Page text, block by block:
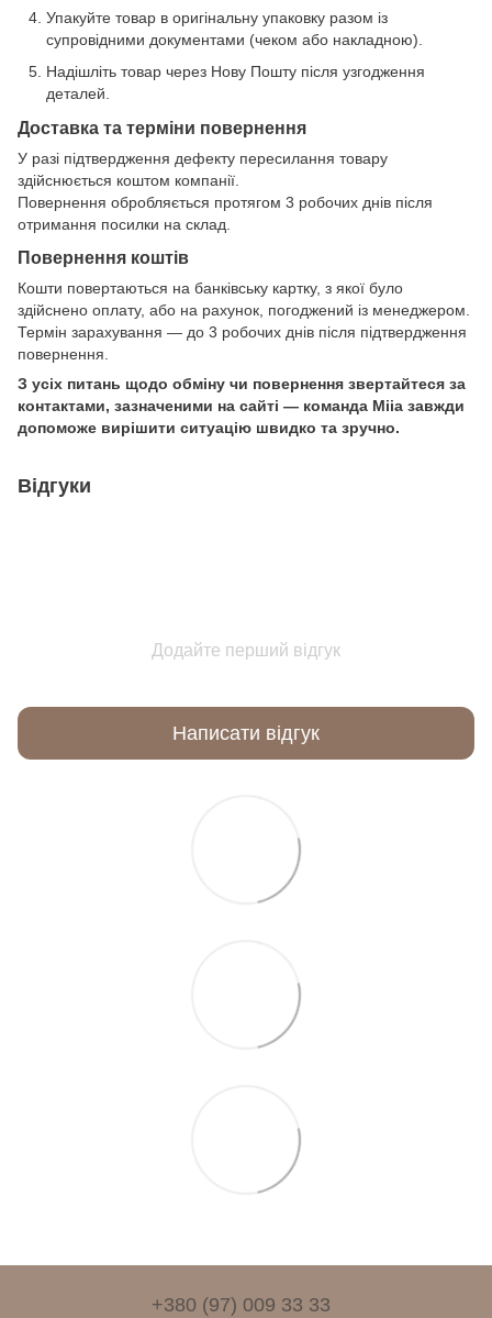
Упакуйте товар в оригінальну упаковку разом із
супровідними документами (чеком або накладною).
Надішліть товар через Нову Пошту після узгодження
деталей.
Доставка та терміни повернення
У разі підтвердження дефекту пересилання товару
здійснюється коштом компанії.
Повернення обробляється протягом 3 робочих днів після
отримання посилки на склад.
Повернення коштів
Кошти повертаються на банківську картку, з якої було
здійснено оплату, або на рахунок, погоджений із менеджером.
Термін зарахування — до 3 робочих днів після підтвердження
повернення.
З усіх питань щодо обміну чи повернення звертайтеся за
контактами, зазначеними на сайті — команда Miia завжди
допоможе вирішити ситуацію швидко та зручно.
Відгуки
Додайте перший відгук
Написати відгук
+380 (97) 009 33 33